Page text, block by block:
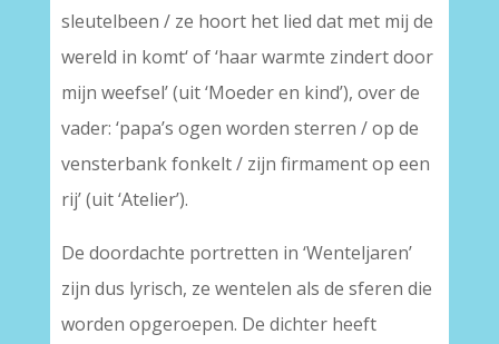
sleutelbeen / ze hoort het lied dat met mij de
wereld in komt‘ of ‘haar warmte zindert door
mijn weefsel’ (uit ‘Moeder en kind’), over de
vader: ‘papa’s ogen worden sterren / op de
vensterbank fonkelt / zijn firmament op een
rij’ (uit ‘Atelier’).
De doordachte portretten in ‘Wenteljaren’
zijn dus lyrisch, ze wentelen als de sferen die
worden opgeroepen. De dichter heeft